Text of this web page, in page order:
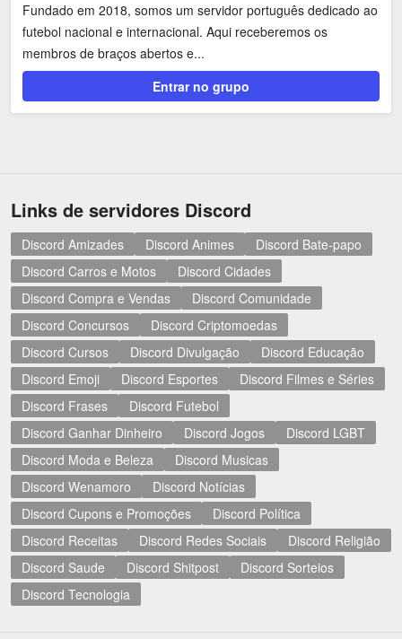
Fundado em 2018, somos um servidor português dedicado ao
futebol nacional e internacional. Aqui receberemos os
membros de braços abertos e...
Entrar no grupo
Links de servidores Discord
Discord Amizades Discord Animes
Discord Bate-papo
Discord Carros e Motos
Discord Cidades
Discord Compra e Vendas
Discord Comunidade
Discord Concursos
Discord Criptomoedas
Discord Cursos
Discord Divulgação
Discord Educação
Discord Emoji
Discord Esportes
Discord Filmes e Séries
Discord Frases
Discord Futebol
Discord Ganhar Dinheiro
Discord Jogos
Discord LGBT
Discord Moda e Beleza
Discord Musicas
Discord Wenamoro
Discord Notícias
Discord Cupons e Promoções
Discord Política
Discord Receitas
Discord Redes Sociais
Discord Religião
Discord Saude
Discord Shitpost
Discord Sorteios
Discord Tecnologia